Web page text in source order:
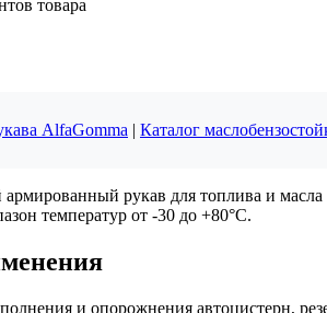
товара
AlfaGomma | Каталог
рукав для топлива и
температур от -30 до +80°C.
и опорожнения автоцистерн,